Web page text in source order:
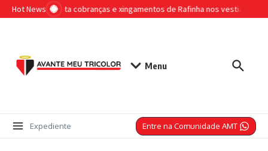
Ir para o conteúdo
Hot News
Árbitro relata cobranças e xingamentos de Rafinha nos vestiários em
Menu
Expediente Entre na Comunidade AMT